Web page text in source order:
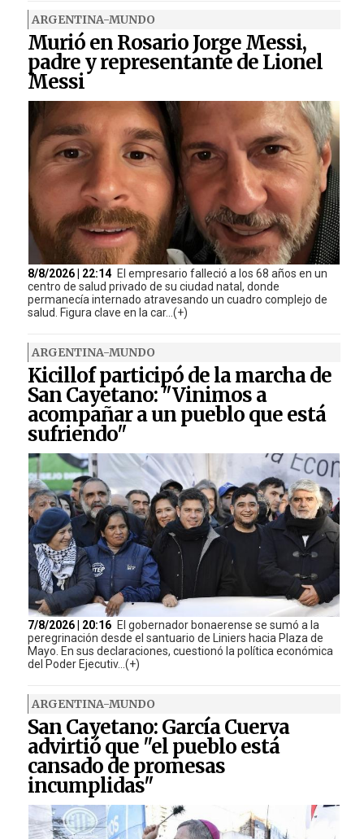
ARGENTINA-MUNDO
Murió en Rosario Jorge Messi,
padre y representante de Lionel
Messi
8/8/2026 | 22:14 El empresario falleció a los 68 años en un
centro de salud privado de su ciudad natal, donde
permanecía internado atravesando un cuadro complejo de
salud. Figura clave en la car...(+)
ARGENTINA-MUNDO
Kicillof participó de la marcha de
San Cayetano: "Vinimos a
acompañar a un pueblo que está
sufriendo"
7/8/2026 | 20:16 El gobernador bonaerense se sumó a la
peregrinación desde el santuario de Liniers hacia Plaza de
Mayo. En sus declaraciones, cuestionó la política económica
del Poder Ejecutiv...(+)
ARGENTINA-MUNDO
San Cayetano: García Cuerva
advirtió que "el pueblo está
cansado de promesas
incumplidas"